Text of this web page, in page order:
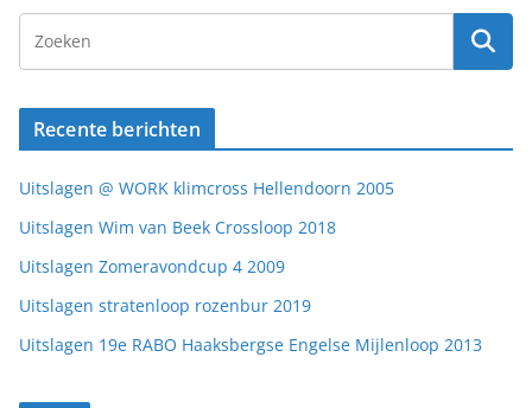
Recente berichten
Uitslagen @ WORK klimcross Hellendoorn 2005
Uitslagen Wim van Beek Crossloop 2018
Uitslagen Zomeravondcup 4 2009
Uitslagen stratenloop rozenbur 2019
Uitslagen 19e RABO Haaksbergse Engelse Mijlenloop 2013